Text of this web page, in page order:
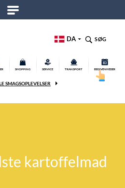
DA SØG
SHOPPING SERVICE TRANSPORT BEGIVENHEDER
SMAGSOPLEVELSER
kartoffelmad